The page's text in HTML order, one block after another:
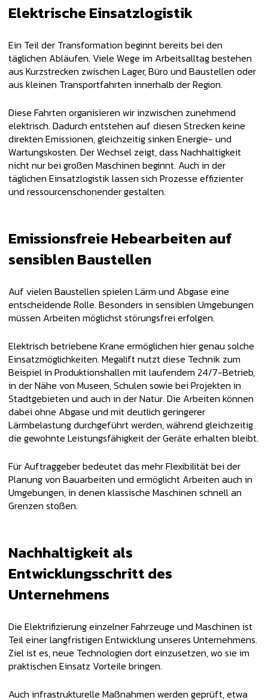
Elektrische Einsatzlogistik
Ein Teil der Transformation beginnt bereits bei den
täglichen Abläufen. Viele Wege im Arbeitsalltag bestehen
aus Kurzstrecken zwischen Lager, Büro und Baustellen oder
aus kleinen Transportfahrten innerhalb der Region.
Diese Fahrten organisieren wir inzwischen zunehmend
elektrisch. Dadurch entstehen auf diesen Strecken keine
direkten Emissionen, gleichzeitig sinken Energie- und
Wartungskosten. Der Wechsel zeigt, dass Nachhaltigkeit
nicht nur bei großen Maschinen beginnt. Auch in der
täglichen Einsatzlogistik lassen sich Prozesse effizienter
und ressourcenschonender gestalten.
Emissionsfreie Hebearbeiten auf
sensiblen Baustellen
Auf vielen Baustellen spielen Lärm und Abgase eine
entscheidende Rolle. Besonders in sensiblen Umgebungen
müssen Arbeiten möglichst störungsfrei erfolgen.
Elektrisch betriebene Krane ermöglichen hier genau solche
Einsatzmöglichkeiten. Megalift nutzt diese Technik zum
Beispiel in Produktionshallen mit laufendem 24/7-Betrieb,
in der Nähe von Museen, Schulen sowie bei Projekten in
Stadtgebieten und auch in der Natur. Die Arbeiten können
dabei ohne Abgase und mit deutlich geringerer
Lärmbelastung durchgeführt werden, während gleichzeitig
die gewohnte Leistungsfähigkeit der Geräte erhalten bleibt.
Für Auftraggeber bedeutet das mehr Flexibilität bei der
Planung von Bauarbeiten und ermöglicht Arbeiten auch in
Umgebungen, in denen klassische Maschinen schnell an
Grenzen stoßen.
Nachhaltigkeit als
Entwicklungsschritt des
Unternehmens
Die Elektrifizierung einzelner Fahrzeuge und Maschinen ist
Teil einer langfristigen Entwicklung unseres Unternehmens.
Ziel ist es, neue Technologien dort einzusetzen, wo sie im
praktischen Einsatz Vorteile bringen.
Auch infrastrukturelle Maßnahmen werden geprüft, etwa